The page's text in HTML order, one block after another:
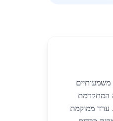
משמעותיים
המתקדמת
ערד ממוקמת